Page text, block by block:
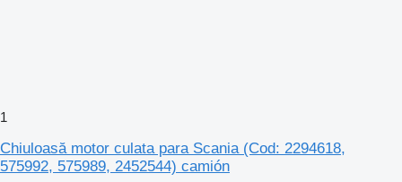
1
Chiuloasă motor culata para Scania (Cod: 2294618,
575992, 575989, 2452544) camión